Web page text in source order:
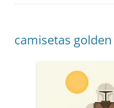
camisetas